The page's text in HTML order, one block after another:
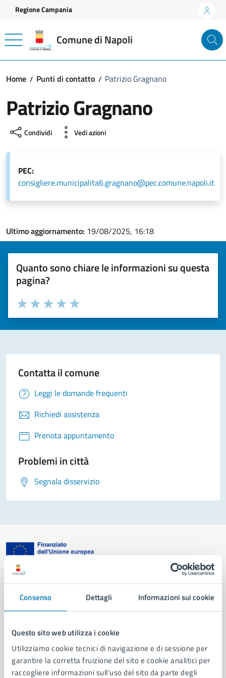
Consenso Dettagli Informazioni sui cookie
Questo sito web utilizza i cookie
Utilizziamo cookie tecnici di navigazione e di sessione per
garantire la corretta fruizione del sito e cookie analitici per
raccogliere informazioni sull'uso del sito da parte degli
Vai ai contenuti
Vai al footer
Regione Campania
Comune di Napoli
Home Punti di contatto Patrizio Gragnano
Patrizio Gragnano
Condividi Vedi azioni
PEC:
consigliere.municipalita6.gragnano@pec.comune.napoli.it
Ultimo aggiornamento: 19/08/2025, 16:18
Quanto sono chiare le informazioni su questa
pagina?
Valuta la chiarezza delle informazioni (da 1 a 5 stelle)
Seleziona il numero di stelle per valutare la chiarezza delle
Valuta 5 stelle su 5
Valuta 4 stelle su 5
Valuta 3 stelle su 5
Valuta 2 stelle su 5
Valuta 1 stelle su 5
Contatta il comune
Leggi le domande frequenti
Richiedi assistenza
Prenota appuntamento
Problemi in città
Segnala disservizio
AMMINISTRAZIONE
Organi di governo
Municipalità
Uffici
Enti e fondazioni